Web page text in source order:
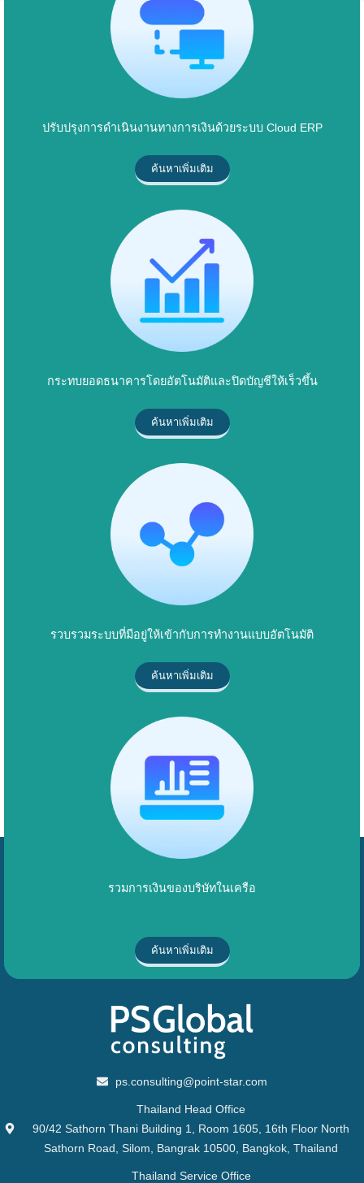
ปรับปรุงการดำเนินงานทางการเงินด้วยระบบ Cloud ERP
ค้นหาเพิ่มเติม
กระทบยอดธนาคารโดยอัตโนมัติและปิดบัญชีให้เร็วขึ้น
ค้นหาเพิ่มเติม
รวบรวมระบบที่มีอยู่ให้เข้ากับการทำงานแบบอัตโนมัติ
ค้นหาเพิ่มเติม
รวมการเงินของบริษัทในเครือ
ค้นหาเพิ่มเติม
ps.consulting@point-star.com
Thailand Head Office
90/42 Sathorn Thani Building 1, Room 1605, 16th Floor North
Sathorn Road, Silom, Bangrak 10500, Bangkok, Thailand
Thailand Service Office